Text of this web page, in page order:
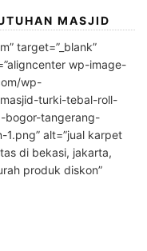
MASJID
target=”_blank”
wp-image-
wp-
turki-tebal-roll-
bogor-tangerang-
alt=”jual karpet
di bekasi, jakarta,
produk diskon”